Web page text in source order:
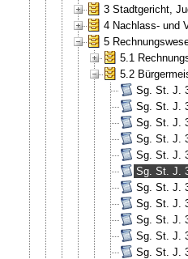
3 Stadtgericht,
4 Nachlass- und
5
5.1
5.2
Sg. St. J.
Sg. St. J.
Sg. St. J.
Sg. St. J.
Sg. St. J.
Sg. St. J.
Sg. St. J.
Sg. St. J.
Sg. St. J.
Sg. St. J.
Sg. St. J.